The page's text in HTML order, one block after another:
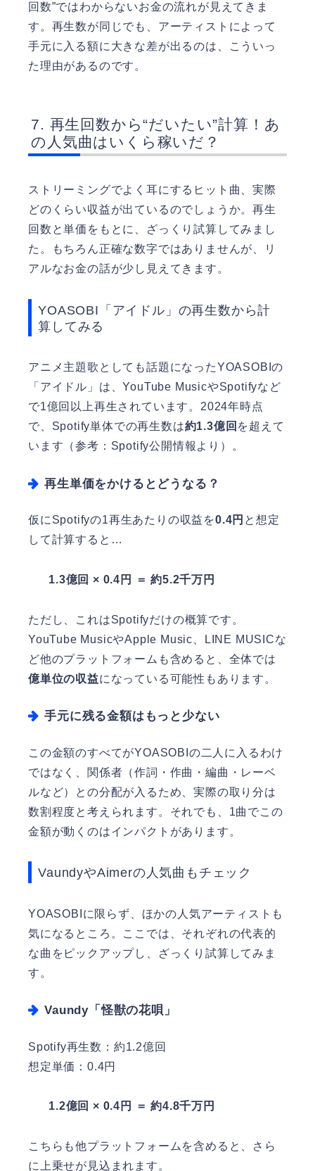
回数”ではわからないお金の流れが見えてきま
す。再生数が同じでも、アーティストによって
手元に入る額に大きな差が出るのは、こういっ
た理由があるのです。
再生回数から“だいたい”計算！あ
の人気曲はいくら稼いだ？
ストリーミングでよく耳にするヒット曲、実際
どのくらい収益が出ているのでしょうか。再生
回数と単価をもとに、ざっくり試算してみまし
た。もちろん正確な数字ではありませんが、リ
アルなお金の話が少し見えてきます。
YOASOBI「アイドル」の再生数から計
算してみる
アニメ主題歌としても話題になったYOASOBIの
「アイドル」は、YouTube MusicやSpotifyなど
で1億回以上再生されています。2024年時点
で、Spotify単体での再生数は約1.3億回 を超えて
います（参考：Spotify公開情報より）。
再生単価をかけるとどうなる？
仮にSpotifyの1再生あたりの収益を0.4円 と想定
して計算すると…
1.3億回 × 0.4円 ＝ 約5.2千万円
ただし、これはSpotifyだけの概算です。
YouTube MusicやApple Music、LINE MUSICな
ど他のプラットフォームも含めると、全体では
億単位の収益になっている可能性もあります。
手元に残る金額はもっと少ない
この金額のすべてがYOASOBIの二人に入るわけ
ではなく、関係者（作詞・作曲・編曲・レーベ
ルなど）との分配が入るため、実際の取り分は
数割程度と考えられます。それでも、1曲でこの
金額が動くのはインパクトがあります。
VaundyやAimerの人気曲もチェック
YOASOBIに限らず、ほかの人気アーティストも
気になるところ。ここでは、それぞれの代表的
な曲をピックアップし、ざっくり試算してみま
す。
Vaundy「怪獣の花唄」
Spotify再生数：約1.2億回
想定単価：0.4円
1.2億回 × 0.4円 ＝ 約4.8千万円
こちらも他プラットフォームを含めると、さら
に上乗せが見込まれます。